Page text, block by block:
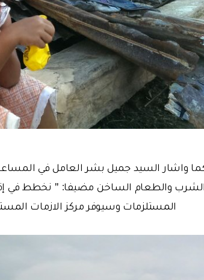
واشار السيد جميل بشر العامل في
الشرب والطعام الساخن مضيفا: '' نخطط في
المستلزمات وسيوفر مركز الازمات